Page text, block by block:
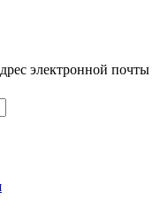
электронной почты